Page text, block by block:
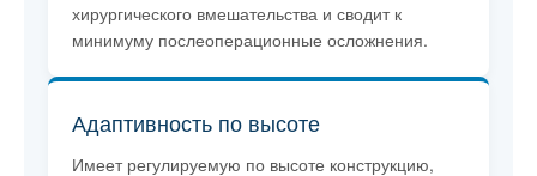
хирургического вмешательства и сводит к
минимуму послеоперационные осложнения.
Адаптивность по высоте
Имеет регулируемую по высоте конструкцию,